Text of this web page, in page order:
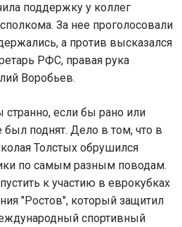
поддержку у коллег
За нее проголосовали
а против высказался
РФС, правая рука
Воробьев.
если бы рано или
был поднят. Дело в том, что в
Толстых обрушился
по самым разным поводам.
к участию в еврокубках
"Ростов", который защитил
спортивный